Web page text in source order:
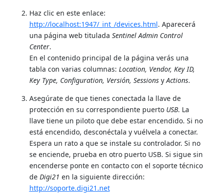
Haz clic en este enlace:
http://localhost:1947/_int_/devices.html. Aparecerá
una página web titulada Sentinel Admin Control
Center.
En el contenido principal de la página verás una
tabla con varias columnas: Location, Vendor, Key ID,
Key Type, Configuration, Versión, Sessionsy Actions.
Asegúrate de que tienes conectada la llave de
protección en su correspondiente puerto USB. La
llave tiene un piloto que debe estar encendido. Si no
está encendido, desconéctala y vuélvela a conectar.
Espera un rato a que se instale su controlador. Si no
se enciende, prueba en otro puerto USB. Si sigue sin
encenderse ponte en contacto con el soporte técnico
de Digi21 en la siguiente dirección:
http://soporte.digi21.net